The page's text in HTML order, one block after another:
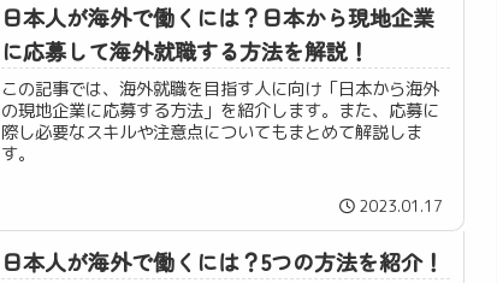
日本人が海外で働くには？日本から現地企業
に応募して海外就職する方法を解説！
この記事では、海外就職を目指す人に向け「日本から海外
の現地企業に応募する方法」を紹介します。また、応募に
際し必要なスキルや注意点についてもまとめて解説しま
す。
2023.01.17
日本人が海外で働くには？5つの方法を紹介！